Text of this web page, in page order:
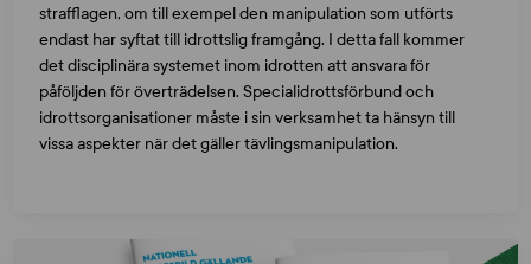
strafflagen, om till exempel den manipulation som utförts
endast har syftat till idrottslig framgång. I detta fall kommer
det disciplinära systemet inom idrotten att ansvara för
påföljden för överträdelsen. Specialidrottsförbund och
idrottsorganisationer måste i sin verksamhet ta hänsyn till
vissa aspekter när det gäller tävlingsmanipulation.